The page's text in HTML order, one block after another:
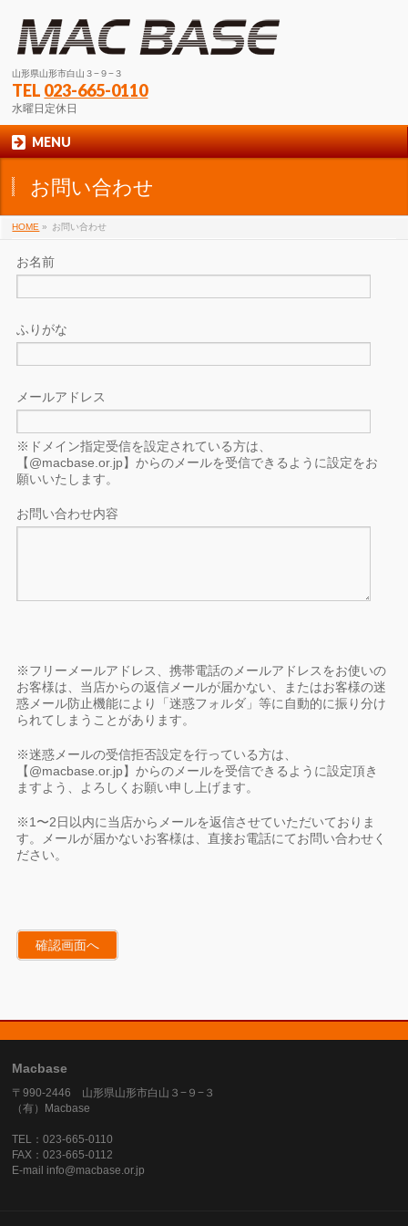
山形県山形市白山３−９−３
TEL 023-665-0110
水曜日定休日
MENU
お問い合わせ
HOME » お問い合わせ
お名前
ふりがな
メールアドレス
※ドメイン指定受信を設定されている方は、
【@macbase.or.jp】からのメールを受信できるように設定をお
願いいたします。
お問い合わせ内容
※フリーメールアドレス、携帯電話のメールアドレスをお使いの
お客様は、当店からの返信メールが届かない、またはお客様の迷
惑メール防止機能により「迷惑フォルダ」等に自動的に振り分け
られてしまうことがあります。
※迷惑メールの受信拒否設定を行っている方は、
【@macbase.or.jp】からのメールを受信できるように設定頂き
ますよう、よろしくお願い申し上げます。
※1〜2日以内に当店からメールを返信させていただいておりま
す。メールが届かないお客様は、直接お電話にてお問い合わせく
ださい。
Macbase
〒990-2446 山形県山形市白山３−９−３
（有）Macbase
TEL：023-665-0110
FAX：023-665-0112
E-mail info@macbase.or.jp